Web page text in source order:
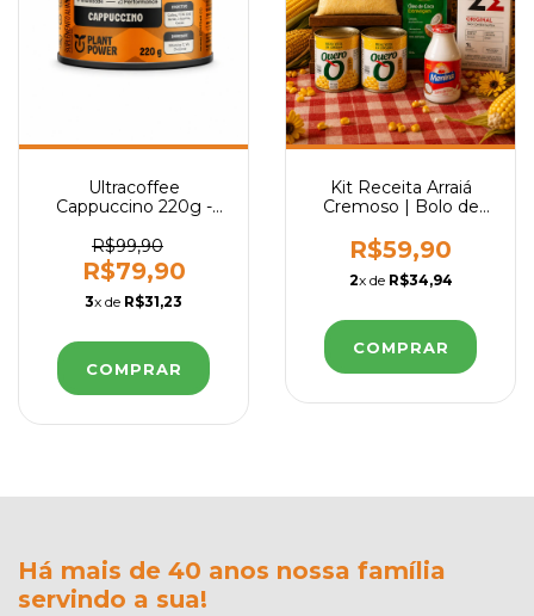
Ultracoffee
Cappuccino 220g -
R$99,90
R$79,90
3x de R$31,23
Kit Receita Arraiá
Cremoso | Bolo de
R$59,90
2x de R$34,94
Há mais de 40 anos nossa família
servindo a sua!